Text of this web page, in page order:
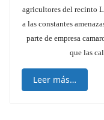
agricultores del recinto
a las constantes
parte de empresa
que las
Leer más…